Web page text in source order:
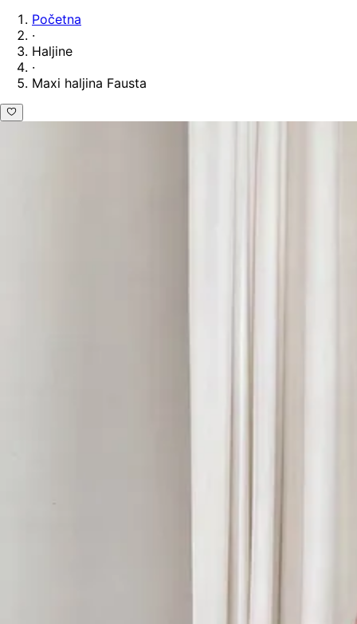
Početna
·
Haljine
·
Maxi haljina Fausta